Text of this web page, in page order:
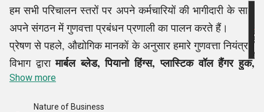
हम सभी परिचालन स्तरों पर अपने कर्मचारियों की भागीदारी के साथ
अपने संगठन में गुणवत्ता प्रबंधन प्रणाली का पालन करते हैं।
प्रेषण से पहले, औद्योगिक मानकों के अनुसार हमारे गुणवत्ता नियंत्रण
विभाग द्वारामार्बल ब्लेड, पियानो हिंग्स, प्लास्टिक वॉल हैंगर हुक,
ब्लैक कास्टर व्हील आदि जैसे हर एक उत्पाद की सूक्ष्म जांच की जाती
Show more
Nature of Business